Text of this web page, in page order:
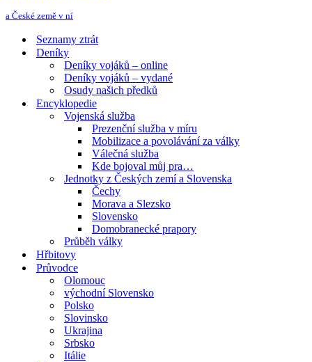
a České země v ní
Seznamy ztrát
Deníky
Deníky vojáků – online
Deníky vojáků – vydané
Osudy našich předků
Encyklopedie
Vojenská služba
Prezenční služba v míru
Mobilizace a povolávání za války
Válečná služba
Kde bojoval můj pra…
Jednotky z Českých zemí a Slovenska
Čechy
Morava a Slezsko
Slovensko
Domobranecké prapory
Průběh války
Hřbitovy
Průvodce
Olomouc
východní Slovensko
Polsko
Slovinsko
Ukrajina
Srbsko
Itálie